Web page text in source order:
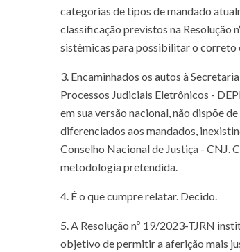
categorias de tipos de mandado
classificação previstos na Resolução
sistêmicas para possibilitar o correto
3. Encaminhados os autos à
Processos Judiciais Eletrônicos -
em sua versão nacional, não dispõe
diferenciados aos mandados,
Conselho Nacional de Justiça - CNJ.
metodologia pretendida.
4. É o que cumpre relatar. Decido.
5. A Resolução nº 19/2023-TJRN
objetivo de permitir a aferição mais